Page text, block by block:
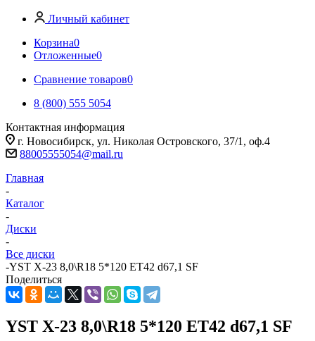
Личный кабинет
Корзина0
Отложенные0
Сравнение товаров0
8 (800) 555 5054
Контактная информация
г. Новосибирск, ул. Николая Островского, 37/1, оф.4
88005555054@mail.ru
Главная
-
Каталог
-
Диски
-
Все диски
-YST X-23 8,0\R18 5*120 ET42 d67,1 SF
Поделиться
YST X-23 8,0\R18 5*120 ET42 d67,1 SF